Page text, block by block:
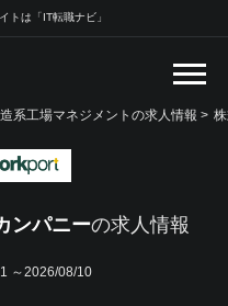
トは「IT転職ナビ」
造系工場マネジメントの求人情報 >
ンパニーの求人情報
～2026/08/10